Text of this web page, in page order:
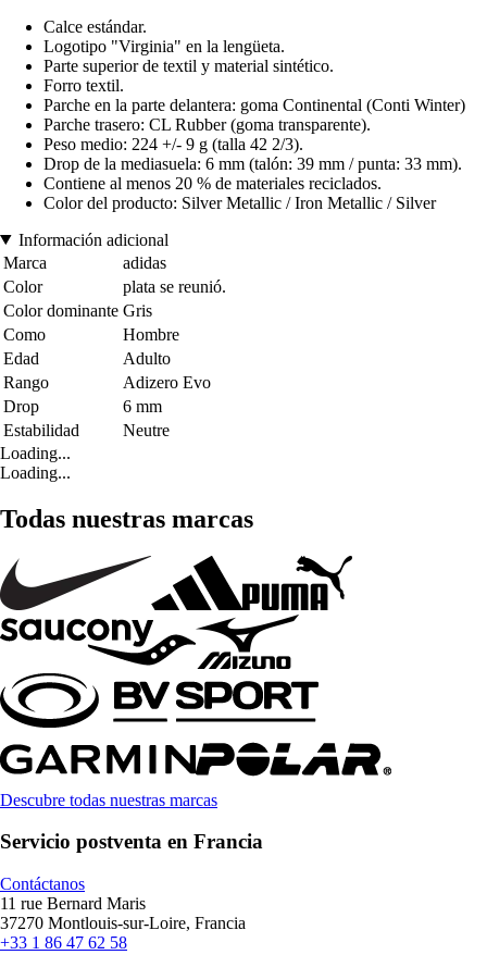
Calce estándar.
Logotipo "Virginia" en la lengüeta.
Parte superior de textil y material sintético.
Forro textil.
Parche en la parte delantera: goma Continental (Conti Winter)
Parche trasero: CL Rubber (goma transparente).
Peso medio: 224 +/- 9 g (talla 42 2/3).
Drop de la mediasuela: 6 mm (talón: 39 mm / punta: 33 mm).
Contiene al menos 20 % de materiales reciclados.
Color del producto: Silver Metallic / Iron Metallic / Silver
Información adicional
Marca
adidas
Color
plata se reunió.
Color dominante Gris
Como
Hombre
Edad
Adulto
Rango
Adizero Evo
Drop
6 mm
Estabilidad
Neutre
Loading...
Loading...
Todas nuestras marcas
Descubre todas nuestras marcas
Servicio postventa en Francia
Contáctanos
11 rue Bernard Maris
37270 Montlouis-sur-Loire, Francia
+33 1 86 47 62 58